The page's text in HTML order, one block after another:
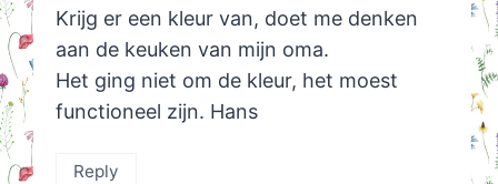
Krijg er een kleur van, doet me denken
aan de keuken van mijn oma.
Het ging niet om de kleur, het moest
functioneel zijn. Hans
Reply